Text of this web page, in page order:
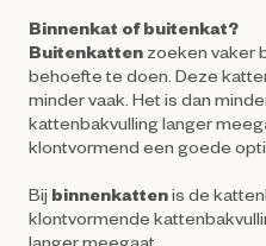
Binnenkat of buitenkat?
Buitenkatten zoeken vaker
behoefte te doen. Deze
minder vaak. Het is dan
kattenbakvulling langer
klontvormend een goede
Bij binnenkattenis de
klontvormende
langer meegaat.